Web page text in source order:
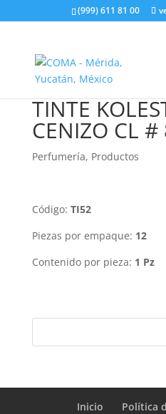
(999) 611 81 00
TINTE
CENIZO CL #
Perfumería, Productos
Código: TI52
Piezas por empaque: 12
Contenido por pieza: 1 Pz
Inicio
Política